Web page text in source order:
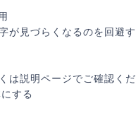
が見づらくなるのを回避
は説明ページでご確認くだ
する
選択中のテーマ
コンテン